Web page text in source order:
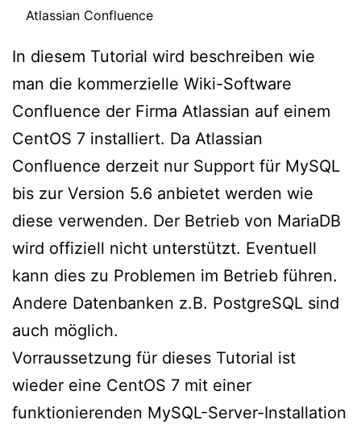
Atlassian Confluence
In diesem Tutorial wird beschreiben wie
man die kommerzielle Wiki-Software
Confluence der Firma Atlassian auf einem
CentOS 7 installiert. Da Atlassian
Confluence derzeit nur Support für MySQL
bis zur Version 5.6 anbietet werden wie
diese verwenden. Der Betrieb von MariaDB
wird offiziell nicht unterstützt. Eventuell
kann dies zu Problemen im Betrieb führen.
Andere Datenbanken z.B. PostgreSQL sind
auch möglich.
Vorraussetzung für dieses Tutorial ist
wieder eine CentOS 7 mit einer
funktionierenden MySQL-Server-Installation